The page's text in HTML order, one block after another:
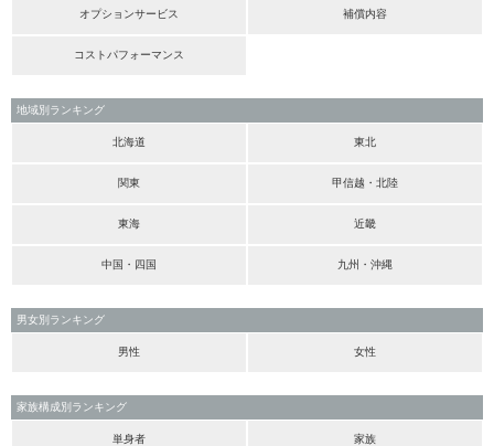
オプションサービス 補償内容
コストパフォーマンス
地域別ランキング
北海道 東北
関東 甲信越・北陸
東海 近畿
中国・四国 九州・沖縄
男女別ランキング
男性 女性
家族構成別ランキング
単身者 家族